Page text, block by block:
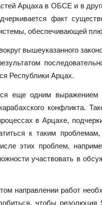
Арцаха в ОБСЕ и в
факт
обеспечивающей
вышеуказанного
Республики Арцах.
еще одним выражением
конфликта.
в Арцахе,
к таким
этих проблем,
участвовать в
направлении работ
чтобы